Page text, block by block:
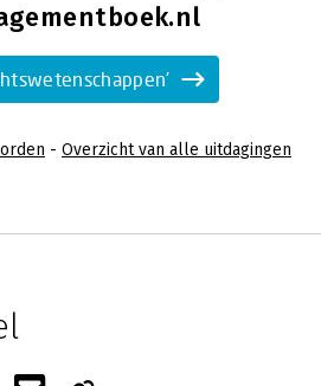
- Overzicht van alle uitdagingen